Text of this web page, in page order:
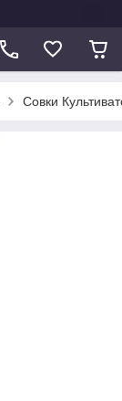
Совки